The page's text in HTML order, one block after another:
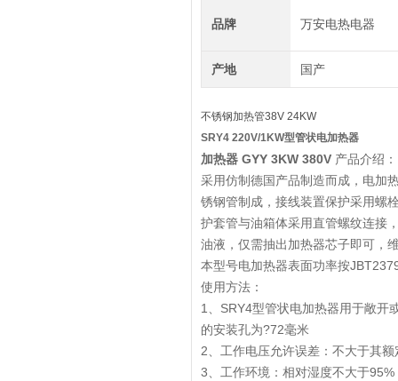
品牌 万安电热电器
产地 国产
不锈钢加热管38V 24KW
SRY4 220V/1KW型管状电加热器
加热器 GYY 3KW 380V 产品介绍：
采用仿制德国产品制造而成，电加
锈钢管制成，接线装置保护采用螺
护套管与油箱体采用直管螺纹连接
油液，仅需抽出加热器芯子即可，
本型号电加热器表面功率按
使用方法：
1、SRY4型管状电加热器用于敞开
的安装孔为?72毫米
2、工作电压允许误差：不大于其
3、工作环境：相对湿度不大于